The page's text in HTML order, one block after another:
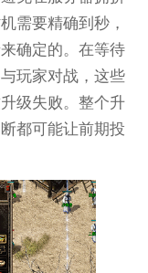
需要精确到秒，
确定的。在等待
玩家对战，这些
级失败。整个升
都可能让前期投